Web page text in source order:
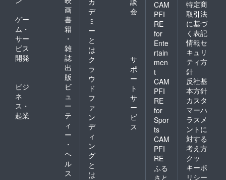
が起き
る場合
があり
ます。
ご理解
の程、
よろし
くお願
い申し
上げま
す。 ※2.
支援時
のリ
ターン
品に掲
載する
ため、
必ずフ
ルネー
ローマ
31日ま
で有
効） ④
オンラ
イン動
作解析
レッス
ン1時間
1回分：
オンラ
インで
あなた
の打撃
や投球
動作を
バラン
ス解析
し、よ
り良い
フォー
ムへの
画
ゲー
ム・
サー
ビス
開発
書
籍
・
雑
誌
出
版
ビジ
ネ
ス・
起業
ビ
ュ
ー
テ
ィ
ー
・
ヘ
ル
ス
デ
ミ
ー
と
は
会
ク
ラ
ウ
ド
フ
ァ
ン
デ
ィ
ン
グ
と
は
サ
ポ
ー
ト
サ
ー
ビ
ス
CAM
PFI
RE
for
Ente
rtain
men
t
CAM
PFI
RE
for
Spor
ts
CAM
PFI
RE
ふる
さと
特定商
取引法
に基づ
く表記
情報セ
キュリ
ティ方
針
反社基
本方針
カスタ
マーハ
ラスメ
ントに
対する
考え方
クッ
キーポ
リシー